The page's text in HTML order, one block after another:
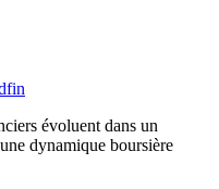
évoluent dans un
dynamique boursière